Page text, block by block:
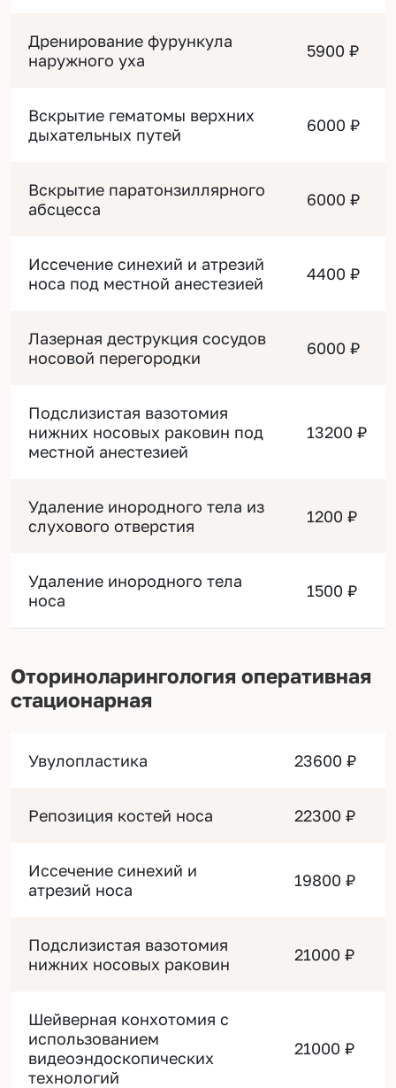
Дренирование фурункула
наружного уха
5900 ₽
Вскрытие гематомы верхних
дыхательных путей
6000 ₽
Вскрытие паратонзиллярного
абсцесса
6000 ₽
Иссечение синехий и атрезий
носа под местной анестезией
4400 ₽
Лазерная деструкция сосудов
носовой перегородки
6000 ₽
Подслизистая вазотомия
нижних носовых раковин под
местной анестезией
13200 ₽
Удаление инородного тела из
слухового отверстия
1200 ₽
Удаление инородного тела
носа
1500 ₽
Оториноларингология оперативная
стационарная
Увулопластика 23600 ₽
Репозиция костей носа 22300 ₽
Иссечение синехий и
атрезий носа
19800 ₽
Подслизистая вазотомия
нижних носовых раковин
21000 ₽
Шейверная конхотомия с
использованием
видеоэндоскопических
технологий
21000 ₽